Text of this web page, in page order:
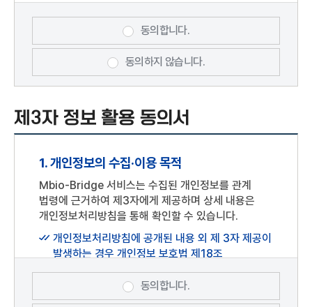
제공하는 서비스를 이용하는 자를 말하며, Mbio-
Bridge은비회원에 대하여 회원전용으로 제공하는
서비스의 이용을 제한할 수 있습니다.
이용자 : 본 약관에 따라 "Mbio-Bridge"에서
제공하는 서비스를 이용하는 회원 및 비회원을
말합니다.
회원 아이디(ID) : 회원식별 및 서비스 이용을 위해
자신이 등록한 개인 E-mail 주소를 말함. 단,
기업회원의 경우 기업회원이 선정한 문자 및 숫자의
비밀번호(패스워드) : 회원의 권익보호를 위하여
회원이 선정한 문자 및 숫자의 조합을 말합니다.
플랫폼 : Mbio-Bridge(충청남도 서천군
장항읍장산로101번길75)
게시물 : "Mbio-Bridge" 홈페이지 내 이용자가
게재 또는 등록하는 부호(URL 포함), 문자, 음성,
음향, 영상(동영상 포함),이미지(사진 포함), 파일
회원가입, 회원제 서비스 이용 및 본인확인,
개인식별, 가입의사확인, 실태조사 및 각종 게시판
이용, 고지사항 전달 등을 목적으로 개인정보를
필수항목 : 아이디, 비밀번호, 성명, 휴대폰 번호,
생년월일
대표자명, 설립일자). 회원 선택정보(전화번호,
이메일 주소)
상기 개인정보 처리에 동의하시겠습니까?
동의합니다.
동의하지 않습니다.
제3자 정보 활용 동의서
1. 개인정보의 수집·이용 목적
Mbio-Bridge 서비스는 수집된 개인정보를 관계
법령에 근거하여 제3자에게 제공하며 상세 내용은
개인정보처리방침을 통해 확인할 수 있습니다.
개인정보처리방침에 공개된 내용 외 제 3자 제공이
발생하는 경우 개인정보 보호법 제18조
(개인정보의 목적 외 이용·제공 제한)에 근거하여
처리하겠습니다.
동의합니다.